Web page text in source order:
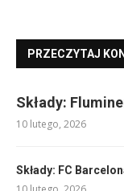
PRZECZYTAJ
Składy:
10 lutego, 2026
Składy: FC